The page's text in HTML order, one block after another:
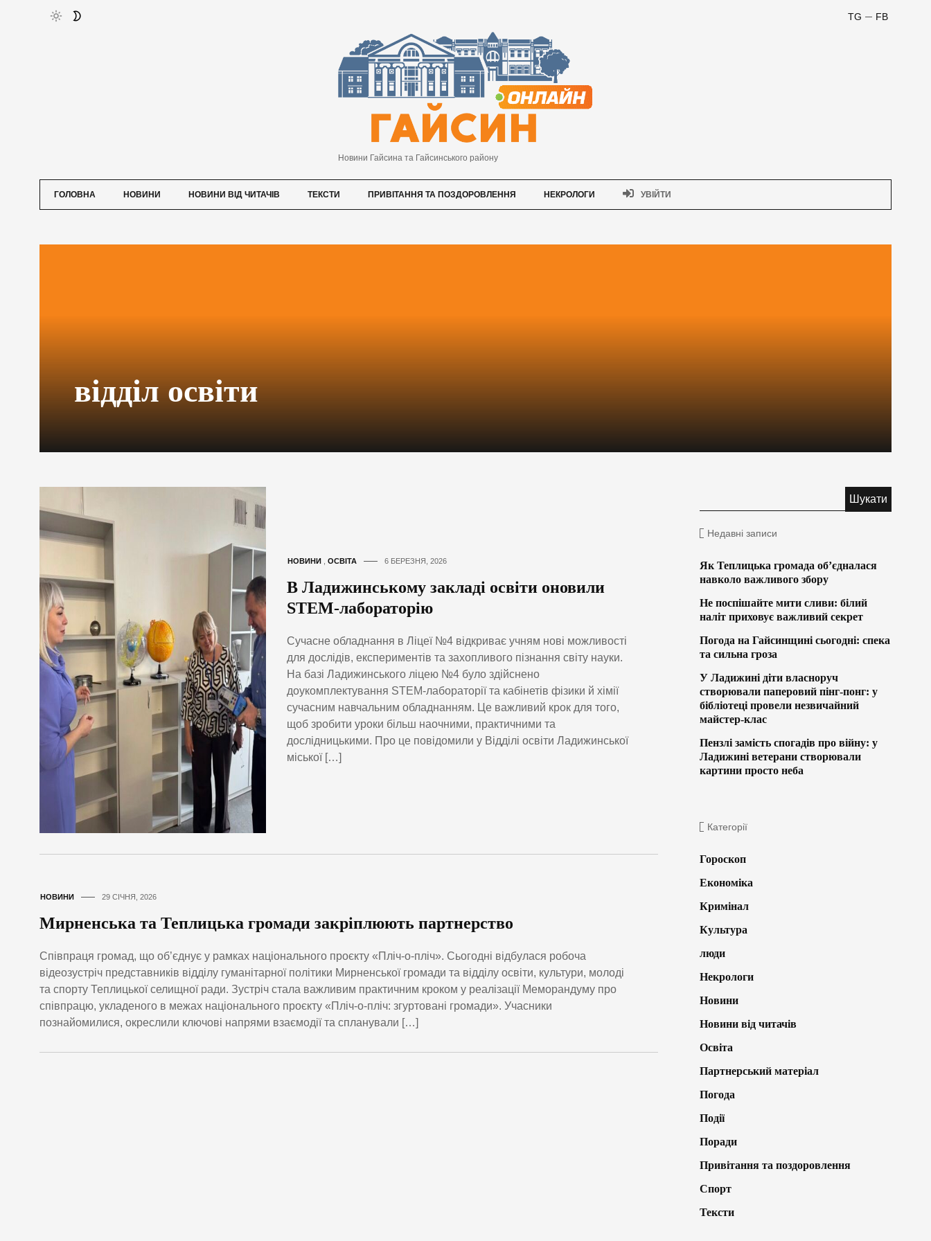
FB
TG
Новини Гайсина та Гайсинського району
ГОЛОВНА НОВИНИ НОВИНИ ВІД ЧИТАЧІВ ТЕКСТИ ПРИВІТАННЯ ТА ПОЗДОРОВЛЕННЯ НЕКРОЛОГИ УВІЙТИ
відділ освіти
НОВИНИ ОСВІТА 6 БЕРЕЗНЯ, 2026
В Ладижинському закладі освіти оновили
STEM-лабораторію
Сучасне обладнання в Ліцеї №4 відкриває учням нові можливості
для дослідів, експериментів та захопливого пізнання світу науки.
На базі Ладижинського ліцею №4 було здійснено
доукомплектування STEM-лабораторії та кабінетів фізики й хімії
сучасним навчальним обладнанням. Це важливий крок для того,
щоб зробити уроки більш наочними, практичними та
дослідницькими. Про це повідомили у Відділі освіти Ладижинської
міської […]
НОВИНИ 29 СІЧНЯ, 2026
Мирненська та Теплицька громади закріплюють партнерство
Співпраця громад, що об’єднує у рамках національного проєкту «Пліч-о-пліч». Сьогодні відбулася робоча
відеозустріч представників відділу гуманітарної політики Мирненської громади та відділу освіти, культури, молоді
та спорту Теплицької селищної ради. Зустріч стала важливим практичним кроком у реалізації Меморандуму про
співпрацю, укладеного в межах національного проєкту «Пліч-о-пліч: згуртовані громади». Учасники
познайомилися, окреслили ключові напрями взаємодії та спланували […]
Недавні записи
Як Теплицька громада об’єдналася
навколо важливого збору
Не поспішайте мити сливи: білий
наліт приховує важливий секрет
Погода на Гайсинщині сьогодні: спека
та сильна гроза
У Ладижині діти власноруч
створювали паперовий пінг-понг: у
бібліотеці провели незвичайний
майстер-клас
Пензлі замість спогадів про війну: у
Ладижині ветерани створювали
картини просто неба
Категорії
Гороскоп
Економіка
Кримінал
Культура
люди
Некрологи
Новини
Новини від читачів
Освіта
Партнерський матеріал
Погода
Події
Поради
Привітання та поздоровлення
Спорт
Тексти